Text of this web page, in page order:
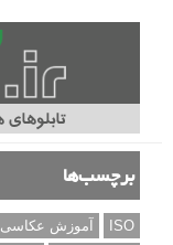
برچسب‌ها
ISO آموزش عکاسی